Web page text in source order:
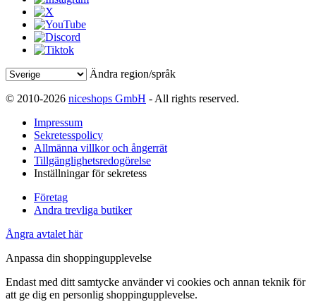
Ändra region/språk
© 2010-2026 niceshops GmbH - All rights reserved.
Impressum
Sekretesspolicy
Allmänna villkor och ångerrät
Tillgänglighetsredogörelse
Inställningar för sekretess
Företag
Andra trevliga butiker
Ångra avtalet här
Anpassa din shoppingupplevelse
Endast med ditt samtycke använder vi cookies och annan teknik för
att ge dig en personlig shoppingupplevelse.